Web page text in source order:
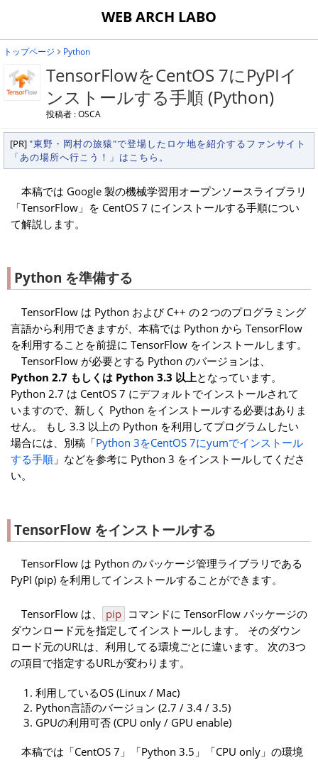
WEB ARCH LABO
トップページ Python
TensorFlowをCentOS 7にPyPIイ
ンストールする手順 (Python)
投稿者 : OSCA
[PR]"東野・岡村の旅猿"で登場したロケ地を紹介するファンサイト
「あの場所へ行こう！」はこちら。
本稿では Google 製の機械学習用オープンソースライブラリ
「TensorFlow」を CentOS 7 にインストールする手順につい
て解説します。
Python を準備する
TensorFlow は Python および C++ の２つのプログラミング
言語から利用できますが、本稿では Python から TensorFlow
を利用することを前提に TensorFlow をインストールします。
TensorFlow が必要とする Python のバージョンは、
Python 2.7 もしくは Python 3.3 以上となっています。
Python 2.7 は CentOS 7 にデフォルトでインストールされて
いますので、新しく Python をインストールする必要はありま
せん。 もし 3.3 以上の Python を利用してプログラムしたい
場合には、別稿「Python 3をCentOS 7にyumでインストール
する手順 」などを参考に Python 3 をインストールしてくださ
い。
TensorFlow をインストールする
TensorFlow は Python のパッケージ管理ライブラリである
PyPI (pip) を利用してインストールすることができます。
TensorFlow は、 pip コマンドに TensorFlow パッケージの
ダウンロード元を指定してインストールします。 そのダウン
ロード元のURLは、利用してる環境ごとに違います。 次の3つ
の項目で指定するURLが変わります。
利用しているOS (Linux / Mac)
Python言語のバージョン (2.7 / 3.4 / 3.5)
GPUの利用可否 (CPU only / GPU enable)
本稿では「CentOS 7」「Python 3.5」「CPU only」の環境